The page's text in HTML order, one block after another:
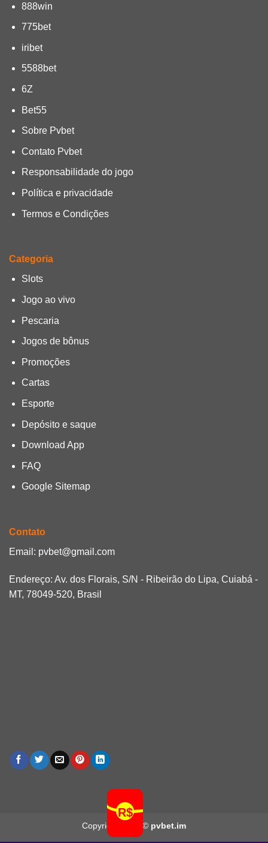
888win
775bet
iribet
5588bet
6Z
Bet55
Sobre Pvbet
Contato Pvbet
Responsabilidade do jogo
Política e privacidade
Termos e Condições
Categoria
Slots
Jogo ao vivo
Pescaria
Jogos de bônus
Promoções
Cartas
Esporte
Depósito e saque
Download App
FAQ
Google Sitemap
Contato
Email: pvbet@gmail.com
Endereço: Av. dos Florais, S/N - Ribeirão do Lipa, Cuiabá -
MT, 78049-520, Brasil
Copyright 2026 © pvbet.im